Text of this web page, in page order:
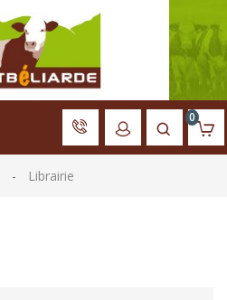
0
Librairie